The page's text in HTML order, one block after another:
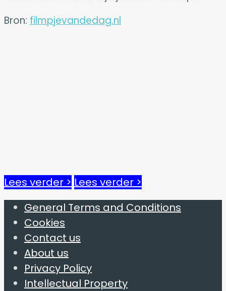
Bron: filmpjevandedag.nl
Lees verder > Lees verder >
General Terms and Conditions
Cookies
Contact us
About us
Privacy Policy
Intellectual Property